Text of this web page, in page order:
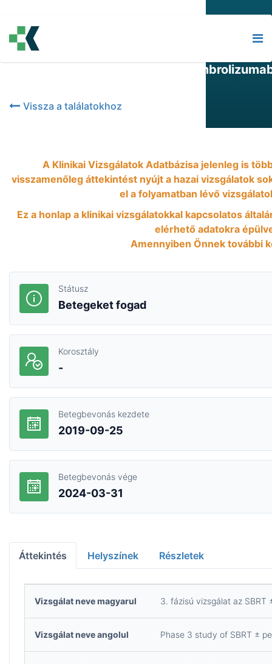
2021-11-24
3. fázisú vizsgálat az SBRT ±
Vissza a találatokhoz
A Klinikai Vizsgálatok Adatbázisa jelenleg is
visszamenőleg áttekintést nyújt a hazai vizsgálatok
el a folyamatban lévő
Ez a honlap a klinikai vizsgálatokkal kapcsolatos
elérhető adatokra
Amennyiben Önnek további
Státusz
Betegeket fogad
Korosztály
-
Betegbevonás kezdete
2019-09-25
Betegbevonás vége
2024-03-31
Áttekintés Helyszínek Részletek
Vizsgálat neve magyarul 3. fázisú vizsgálat az SBRT
Vizsgálat neve angolul Phase 3 study of SBRT ±